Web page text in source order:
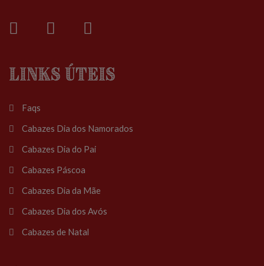
Links Úteis
Faqs
Cabazes Dia dos Namorados
Cabazes Dia do Pai
Cabazes Páscoa
Cabazes Dia da Mãe
Cabazes Dia dos Avós
Cabazes de Natal